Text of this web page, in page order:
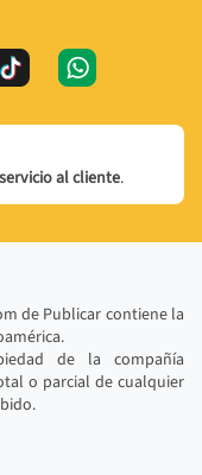
servicio al cliente.
de Publicar contiene la
de la compañía
o parcial de cualquier